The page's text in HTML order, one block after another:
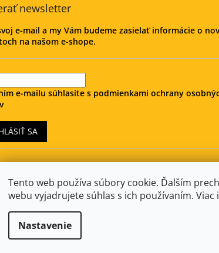
Tento web používa súbory cookie. Ďalším
webu vyjadrujete súhlas s ich používaním.
Nastavenie
newsletter
e-mail a my Vám budeme zasielať informácie o
na našom e-shope.
e-mailu súhlasíte s podmienkami ochrany
SA
DeWALT-MORAVA.CZ Manitoo.cz
vyhradené.Upraviť nastavenie cookies